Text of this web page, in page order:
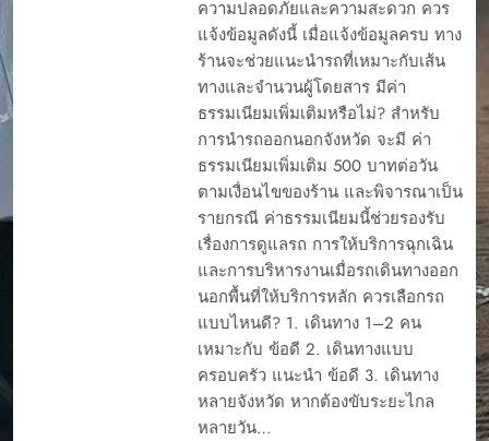
ความปลอดภัยและความสะดวก ควร
แจ้งข้อมูลดังนี้ เมื่อแจ้งข้อมูลครบ ทาง
ร้านจะช่วยแนะนำรถที่เหมาะกับเส้น
ทางและจำนวนผู้โดยสาร มีค่า
ธรรมเนียมเพิ่มเติมหรือไม่? สำหรับ
การนำรถออกนอกจังหวัด จะมี ค่า
ธรรมเนียมเพิ่มเติม 500 บาทต่อวัน
ตามเงื่อนไขของร้าน และพิจารณาเป็น
รายกรณี ค่าธรรมเนียมนี้ช่วยรองรับ
เรื่องการดูแลรถ การให้บริการฉุกเฉิน
และการบริหารงานเมื่อรถเดินทางออก
นอกพื้นที่ให้บริการหลัก ควรเลือกรถ
แบบไหนดี? 1. เดินทาง 1–2 คน
เหมาะกับ ข้อดี 2. เดินทางแบบ
ครอบครัว แนะนำ ข้อดี 3. เดินทาง
หลายจังหวัด หากต้องขับระยะไกล
หลายวัน…